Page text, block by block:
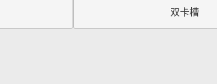
双卡槽